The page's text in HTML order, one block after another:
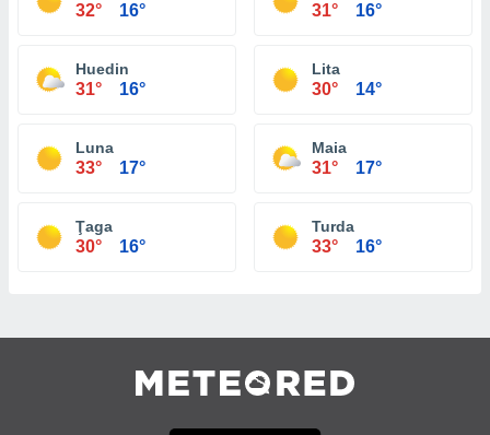
32° 16° 31° 16°
Huedin
31° 16°
Lita
30° 14°
Luna
33° 17°
Maia
31° 17°
Ţaga
30° 16°
Turda
33° 16°